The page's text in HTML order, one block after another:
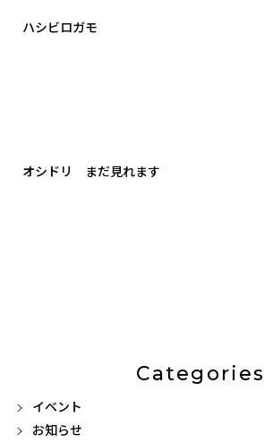
ハシビロガモ
オシドリ まだ見れます
Categories
イベント
お知らせ